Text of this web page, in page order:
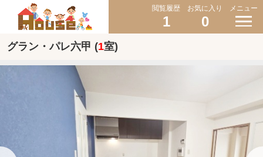
閲覧履歴
1
お気に入り
0
メニュー
グラン・パレ六甲 (1室)